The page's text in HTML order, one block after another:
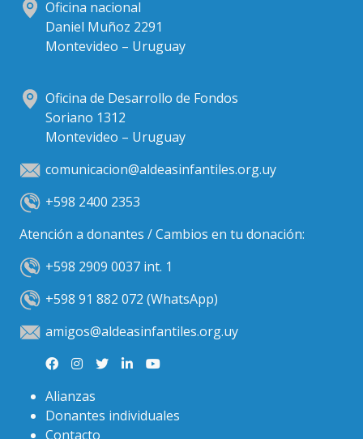
Oficina nacional
Daniel Muñoz 2291
Montevideo – Uruguay
Oficina de Desarrollo de Fondos
Soriano 1312
Montevideo – Uruguay
comunicacion@aldeasinfantiles.org.uy
+598 2400 2353
Atención a donantes / Cambios en tu donación:
+598 2909 0037 int. 1
+598 91 882 072 (WhatsApp)
amigos@aldeasinfantiles.org.uy
Alianzas
Donantes individuales
Contacto